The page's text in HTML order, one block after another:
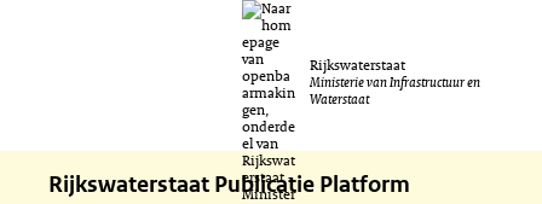
naar
de
inhoud
Rijkswaterstaat
Ministerie van Infrastructuur en
Waterstaat
Rijkswaterstaat Publicatie Platform